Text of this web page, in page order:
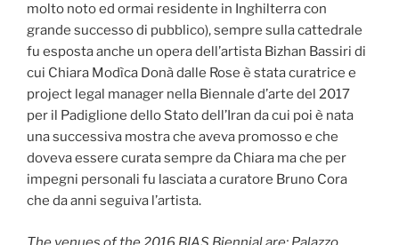
molto noto ed ormai residente in Inghilterra con
grande successo di pubblico), sempre sulla cattedrale
fu esposta anche un opera dell’artista Bizhan Bassiri di
cui Chiara Modìca Donà dalle Rose è stata curatrice e
project legal manager nella Biennale d’arte del 2017
per il Padiglione dello Stato dell’Iran da cui poi è nata
una successiva mostra che aveva promosso e che
doveva essere curata sempre da Chiara ma che per
impegni personali fu lasciata a curatore Bruno Cora
che da anni seguiva l’artista.